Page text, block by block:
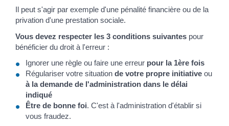
Il peut s'agir par exemple d'une pénalité financière ou de la
privation d'une prestation sociale.
Vous devez respecter les 3 conditions suivantes pour
bénéficier du droit à l'erreur :
Ignorer une règle ou faire une erreur pour la 1ère fois
Régulariser votre situation de votre propre initiative ou
à la demande de l'administration dans le délai
indiqué
Être de bonne foi. C'est à l'administration d'établir si
vous fraudez.